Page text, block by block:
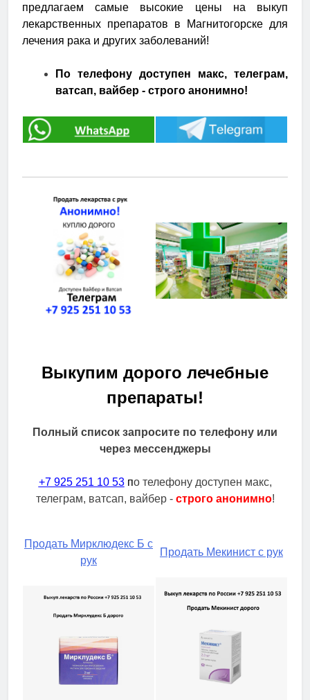
предлагаем самые высокие цены на выкуп
лекарственных препаратов в Магнитогорске для
лечения рака и других заболеваний!
По телефону доступен макс, телеграм,
ватсап, вайбер - строго анонимно!
Выкупим дорого лечебные
препараты!
Полный список запросите по телефону или
через мессенджеры
+7 925 251 10 53по телефону доступен макс,
телеграм, ватсап, вайбер - строго анонимно!
Продать Мирклюдекс Б с
рук
Продать Мекинист с рук